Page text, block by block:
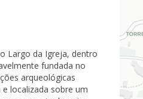
Largo da Igreja, dentro
fundada no
arqueológicas
localizada sobre um